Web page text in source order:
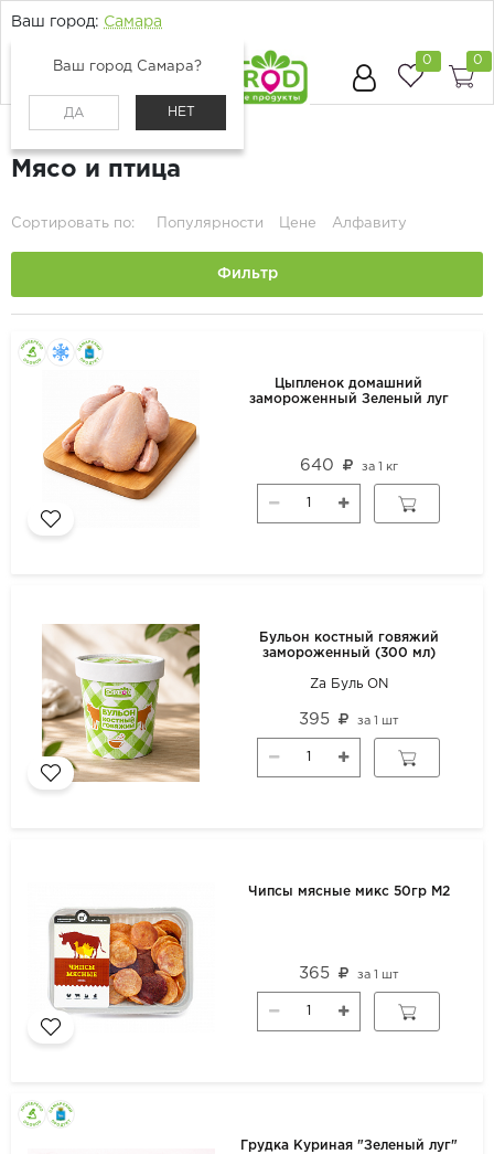
Ваш город: Самара
Ваш город Самара?
ДА НЕТ
0 0
Мясо и птица
Сортировать по: Популярности Цене Алфавиту
Фильтр
Цыпленок домашний
замороженный Зеленый луг
640 за 1 кг
Бульон костный говяжий
замороженный (300 мл)
Za Буль ON
395 за 1 шт
Чипсы мясные микс 50гр М2
365 за 1 шт
Грудка Куриная "Зеленый луг"